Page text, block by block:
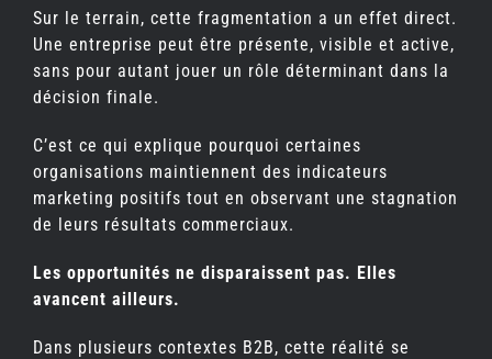
Sur le terrain, cette fragmentation a un effet direct.
Une entreprise peut être présente, visible et active,
sans pour autant jouer un rôle déterminant dans la
décision finale.
C’est ce qui explique pourquoi certaines
organisations maintiennent des indicateurs
marketing positifs tout en observant une stagnation
de leurs résultats commerciaux.
Les opportunités ne disparaissent pas. Elles
avancent ailleurs.
Dans plusieurs contextes B2B, cette réalité se